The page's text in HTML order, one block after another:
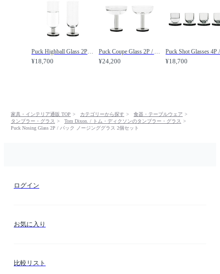
¥18,700 ¥24,200 ¥18,700
家具・インテリア通販 TOP カテゴリーから探す
食器・テーブルウェア
タンブラー・グラス
Tom Dixon. / トム・ディクソンのタンブラー・グラス
Puck Nosing Glass 2P / パック ノージンググラス 2個セット
ログイン
お気に入り
比較リスト